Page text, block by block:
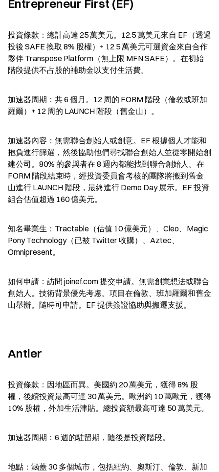
Entrepreneur First (EF)
投資條款：總計高達 25 萬美元。12.5 萬美元來自 EF（透過
投後 SAFE 換取 8% 股權）+ 12.5 萬美元可選資金來自合作
夥伴 Transpose Platform（無上限 MFN SAFE）。在初始
階段提供不占股的補助金以支付生活費。
加速器周期：共 6 個月。12 周的 FORM 階段（倫敦或班加
羅爾）+ 12 周的 LAUNCH 階段（舊金山）。
加速器內容：無需聯合創始人或創意。EF 根據個人才能和
抱負進行篩選，然後協助他們尋找聯合創始人並從零開始創
建公司。80% 的參與者在 8 週內都能找到聯合創始人。在
FORM 階段結束時，經投資委員會考核的團隊將搬到舊金
山進行 LAUNCH 階段，最終進行 Demo Day 展示。EF 投資
組合估值超過 160 億美元。
知名畢業生：Tractable（估值 10 億美元）、Cleo、Magic
Pony Technology（已被 Twitter 收購）、Aztec、
Omnipresent。
如何申請：訪問 joinef.com 提交申請。無需創業想法或聯合
創始人。技術背景優先考慮。項目在倫敦、班加羅爾和舊金
山舉辦。隨時可申請。EF 提供簽證協助與搬遷支援。
Antler
投資條款：因地區而異。美國約 20 萬美元，獲得 8% 股
權，後續投資最高可達 30 萬美元。歐洲約 10 萬歐元，獲得
10% 股權，外加生活津貼。總投資額最高可達 50 萬美元。
加速器周期：6 週的駐留期，隨後是投資階段。
地點：涵蓋 30 多個城市，包括紐約、奧斯汀、倫敦、新加